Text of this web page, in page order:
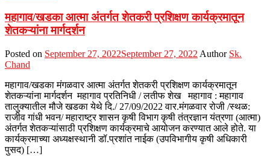
महागाव/खडका आत्मा अंतर्गत शेतकरी प्रशिक्षण कार्यक्रमातून
शेतकऱ्यांना मार्गदर्शन
Posted on September 27, 2022September 27, 2022 Author Sk.
Chand
महागाव/खडका मंगळवार आत्मा अंतर्गत शेतकरी प्रशिक्षण कार्यक्रमातून
शेतकऱ्यांना मार्गदर्शन महागाव प्रतिनिधी / लतीफ शेख महागाव : महागाव
तालुक्यातील मौजे खडका येथे दि./ 27/09/2022 वार.मंगळवार रोजी /स्थळ:
राजीव गांधी भवन/ महाराष्ट्र शासन कृषी विभाग कृषी तंत्रज्ञान यंत्रणा (आत्मा)
अंतर्गत शेतकऱ्यांसाठी प्रशिक्षण कार्यक्रमाचे आयोजन करण्यात आले होते. या
कार्यक्रमाच्या अध्यक्षस्थानी डॉ.प्रशांत नाईक (उपविभागीय कृषी अधिकारी
पुसद) […]